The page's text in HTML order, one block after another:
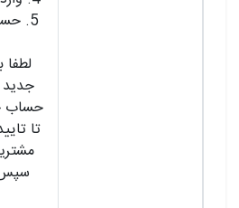
5.
جدید
حساب
تا
سپس